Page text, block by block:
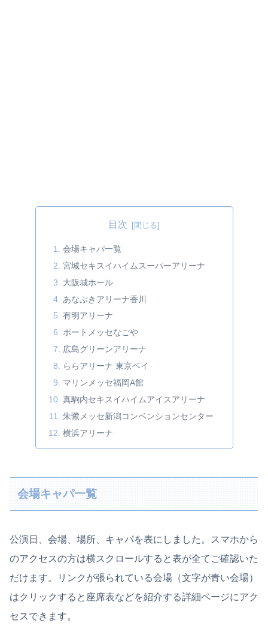
目次
会場キャパ一覧
宮城セキスイハイムスーパーアリーナ
大阪城ホール
あなぶきアリーナ香川
有明アリーナ
ポートメッセなごや
広島グリーンアリーナ
ららアリーナ 東京ベイ
マリンメッセ福岡A館
真駒内セキスイハイムアイスアリーナ
朱鷺メッセ新潟コンベンションセンター
横浜アリーナ
会場キャパ一覧
公演日、会場、場所、キャパを表にしました。スマホから
のアクセスの方は横スクロールすると表が全てご確認いた
だけます。リンクが張られている会場（文字が青い会場）
はクリックすると座席表などを紹介する詳細ページにアク
セスできます。